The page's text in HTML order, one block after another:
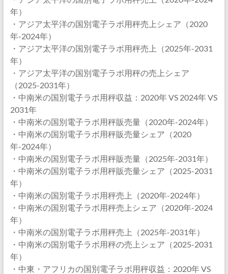
年）
・アジア太平洋の国別電子ラボ用秤売上シェア（2020
年-2024年）
・アジア太平洋の国別電子ラボ用秤売上（2025年-2031
年）
・アジア太平洋の国別電子ラボ用秤の売上シェア
（2025-2031年）
・中南米の国別電子ラボ用秤収益：2020年 VS 2024年 VS
2031年
・中南米の国別電子ラボ用秤販売量（2020年-2024年）
・中南米の国別電子ラボ用秤販売量シェア（2020
年-2024年）
・中南米の国別電子ラボ用秤販売量（2025年-2031年）
・中南米の国別電子ラボ用秤販売量シェア（2025-2031
年）
・中南米の国別電子ラボ用秤売上（2020年-2024年）
・中南米の国別電子ラボ用秤売上シェア（2020年-2024
年）
・中南米の国別電子ラボ用秤売上（2025年-2031年）
・中南米の国別電子ラボ用秤の売上シェア（2025-2031
年）
・中東・アフリカの国別電子ラボ用秤収益：2020年 VS